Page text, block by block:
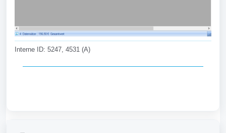
Interne ID: 5247, 4531 (A)